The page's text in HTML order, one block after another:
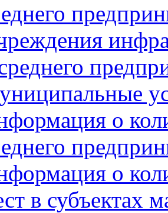
о
о
в субъектах